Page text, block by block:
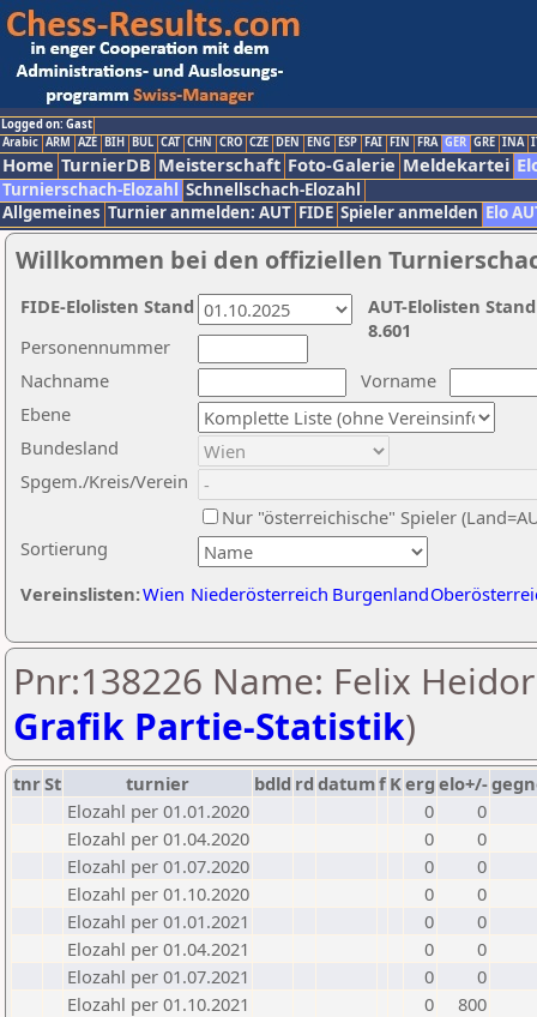
Logged on: Gast
Arabic ARM AZE BIH BUL CAT CHN CRO CZE DEN ENG ESP FAI FIN FRA GER GRE INA
Home TurnierDB Meisterschaft Foto-Galerie Meldekartei
Turnierschach-Elozahl Schnellschach-Elozahl
Allgemeines Turnier anmelden: AUT FIDE Spieler anmelden Elo
Willkommen bei den offiziellen
Nachname
Vorname
Ebene
Sortierung
Personennummer
Bundesland
Spgem./Kreis/Verein
Nur "österreichische" Spieler
Vereinslisten:Wien Niederösterreich Burgenland
AUT-Elolisten
8.601
FIDE-Elolisten Stand
Pnr:138226 Name: Felix
Grafik Partie-Statistik)
tnrSt turnier bdld rd datumf Kerg elo+/-
Elozahl per 01.01.2020
0
0
Elozahl per 01.04.2020
0
0
Elozahl per 01.07.2020
0
0
Elozahl per 01.10.2020
0
0
Elozahl per 01.01.2021
0
0
Elozahl per 01.04.2021
0
0
Elozahl per 01.07.2021
0
0
Elozahl per 01.10.2021
0
800